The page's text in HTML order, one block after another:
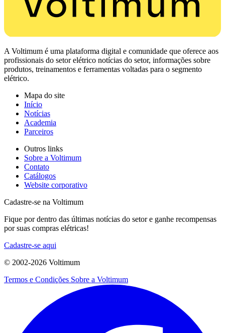
A Voltimum é uma plataforma digital e comunidade que oferece aos
profissionais do setor elétrico notícias do setor, informações sobre
produtos, treinamentos e ferramentas voltadas para o segmento
elétrico.
Mapa do site
Início
Notícias
Academia
Parceiros
Outros links
Sobre a Voltimum
Contato
Catálogos
Website corporativo
Cadastre-se na Voltimum
Fique por dentro das últimas notícias do setor e ganhe recompensas
por suas compras elétricas!
Cadastre-se aqui
© 2002-2026 Voltimum
Termos e Condições Sobre a Voltimum